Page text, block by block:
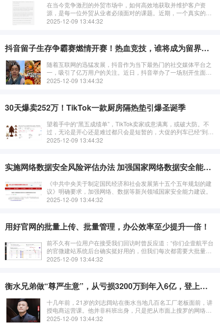
在当今竞争激烈的外贸市场中，如何高效地获取并维护客户资
源，是每一位外贸从业者必须面对的课题。近期，一个真实的案
例引发了广泛关注：一位外贸业务员仅通过4封邮件，成功撬走了
2025-12-09 13:44:32
抖音留子生存争霸赛燃情开赛！热血竞技，谁将成为留界霸主？
随着互联网的迅猛发展，抖音作为当下最热门的社交媒体平台之
一，吸引了亿万用户的关注。近日，抖音举办了一场别开生面的
留子生存争霸赛，为广大网友带来了一场精彩绝伦的竞技盛宴。
2025-12-09 13:44:32
30天爆卖252万！TikTok一款厨房隔热垫引爆圣诞季
望着手中的“黑五成绩单”，TikTok卖家或意满离，或破大防。不
过，无论是开心还是难过都只会是短暂的，大促的列车已经“到
站”，这次的“专列”主题名为：圣诞。
2025-12-09 13:44:32
实施网络数据安全风险评估办法 加强国家网络数据安全能力建设
《中共中央关于制定国民经济和社会发展第十五个五年规划的建
议》明确要求，加强网络、数据等新兴领域国家安全能力建设。
2025-12-09 13:44:32
用好官网的批量上传、批量管理，办公效率至少提升一倍！
前不久有一位用户在接受我们回访时曾反应道：“你们企壹航平台
的官微建站系统后台确实挺好用的，但我们每次都需要大批量地
上传物料，实际操作起来太费时间了，你们没有开发批量处理的
2025-12-09 13:44:32
衡水兄弟做“尊严生意”，从亏损3200万到年入6亿，登上欧美市场TOP
十几年前，21岁的刘志阔站在衡水当地几百名工厂老板面前，讲
授电商运营课。他并非科班出身，只是把从市面上搜罗的网络营
销内容和成功学讲座“摘抄下来，整理成PPT，自己去讲”。按刘志
2025-12-09 13:44:32